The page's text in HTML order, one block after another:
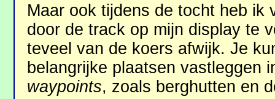
Maar ook tijdens de tocht heb ik
door de track op mijn display te
teveel van de koers afwijk. Je
belangrijke plaatsen vastleggen
waypoints, zoals berghutten en